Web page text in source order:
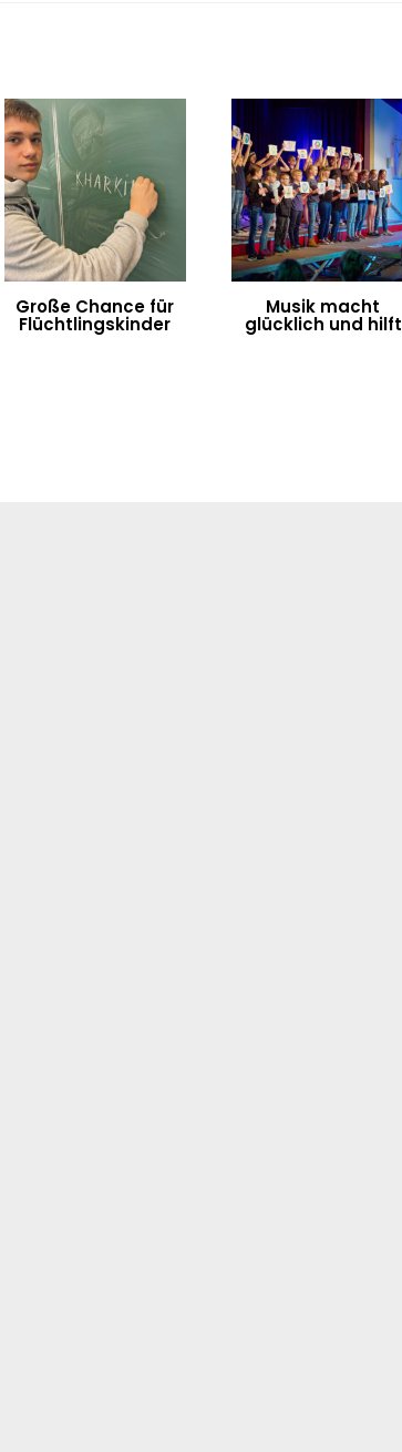
Große Chance für
Flüchtlingskinder
Musik macht
glücklich und hilft